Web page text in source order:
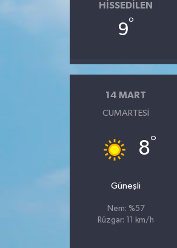
HISSEDILEN
9°
14 MART
CUMARTESI
8°
Güneşli
Nem: %57
Rüzgar: 11 km/h